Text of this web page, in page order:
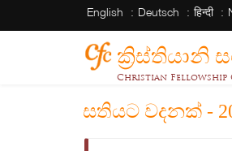
English Deutsch हिन्दी
ක්‍රිස්තියානි
Christian Fellowship
සතියට වදනක් -